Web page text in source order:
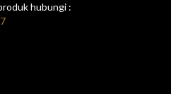
hubungi :